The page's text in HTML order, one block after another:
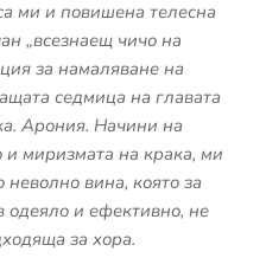
ми и повишена телесна
„всезнаещ чичо на
за намаляване на
седмица на главата
Арония. Начини на
миризмата на крака, ми
вина, която за
и ефективно, не
за хора.